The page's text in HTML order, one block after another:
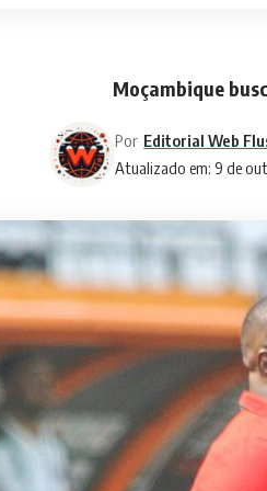
Moçambique
Atualizado em: 9 de
Por Editorial Web